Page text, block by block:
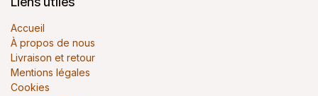
Accueil
À propos de nous
Livraison et retour
Mentions légales
Cookies